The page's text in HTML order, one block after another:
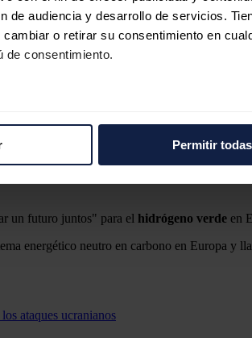
de audiencia y desarrollo de servicios.
o retirar su consentimiento en
de consentimiento.
y los anuncios, ofrecer funciones de
con otra información que les haya
Permitir todas
un futuro juntos" para el hidrógeno verde en
energético neutro en carbono en Europa y